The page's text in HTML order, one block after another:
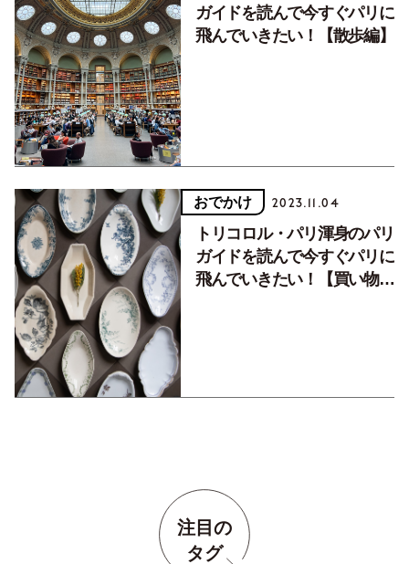
ガイドを読んで今すぐパリに
飛んでいきたい！【散歩編】
おでかけ 2023.11.04
トリコロル・パリ渾身のパリ
ガイドを読んで今すぐパリに
飛んでいきたい！【買い物
注目の
タグ